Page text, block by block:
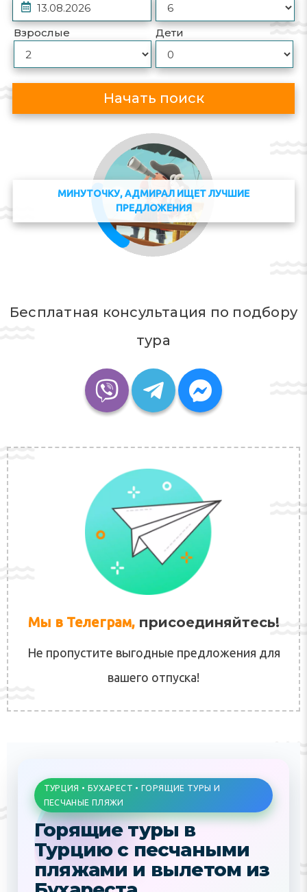
Взрослые Дети
Начать поиск
МИНУТОЧКУ, АДМИРАЛ ИЩЕТ ЛУЧШИЕ
ПРЕДЛОЖЕНИЯ
Бесплатная консультация по подбору
тура
Мы в Телеграм,присоединяйтесь!
Не пропустите выгодные предложения для
вашего отпуска!
ТУРЦИЯ • БУХАРЕСТ • ГОРЯЩИЕ ТУРЫ И
ПЕСЧАНЫЕ ПЛЯЖИ
Горящие туры в
Турцию с песчаными
пляжами и вылетом из